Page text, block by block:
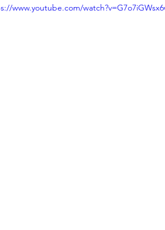
www.youtube.com/